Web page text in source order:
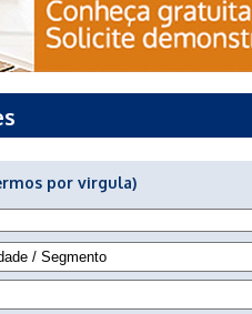
por virgula)